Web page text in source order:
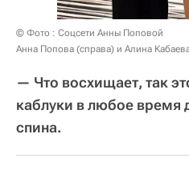
© Фото : Соцсети Анны Поповой
Анна Попова (справа) и Алина
— Что восхищает, так
каблуки в любое время
спина.